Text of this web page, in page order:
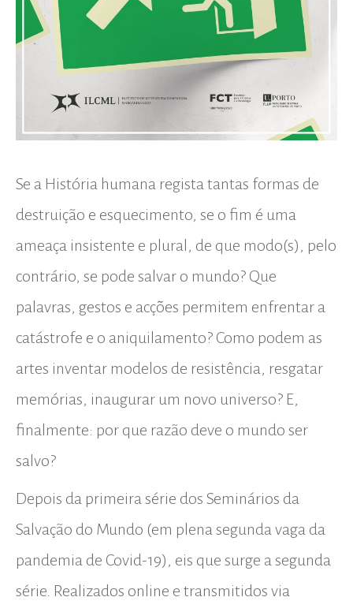
Se a História humana regista tantas formas de
destruição e esquecimento, se o fim é uma
ameaça insistente e plural, de que modo(s), pelo
contrário, se pode salvar o mundo? Que
palavras, gestos e acções permitem enfrentar a
catástrofe e o aniquilamento? Como podem as
artes inventar modelos de resistência, resgatar
memórias, inaugurar um novo universo? E,
finalmente: por que razão deve o mundo ser
salvo?
Depois da primeira série dos Seminários da
Salvação do Mundo (em plena segunda vaga da
pandemia de Covid-19), eis que surge a segunda
série. Realizados online e transmitidos via